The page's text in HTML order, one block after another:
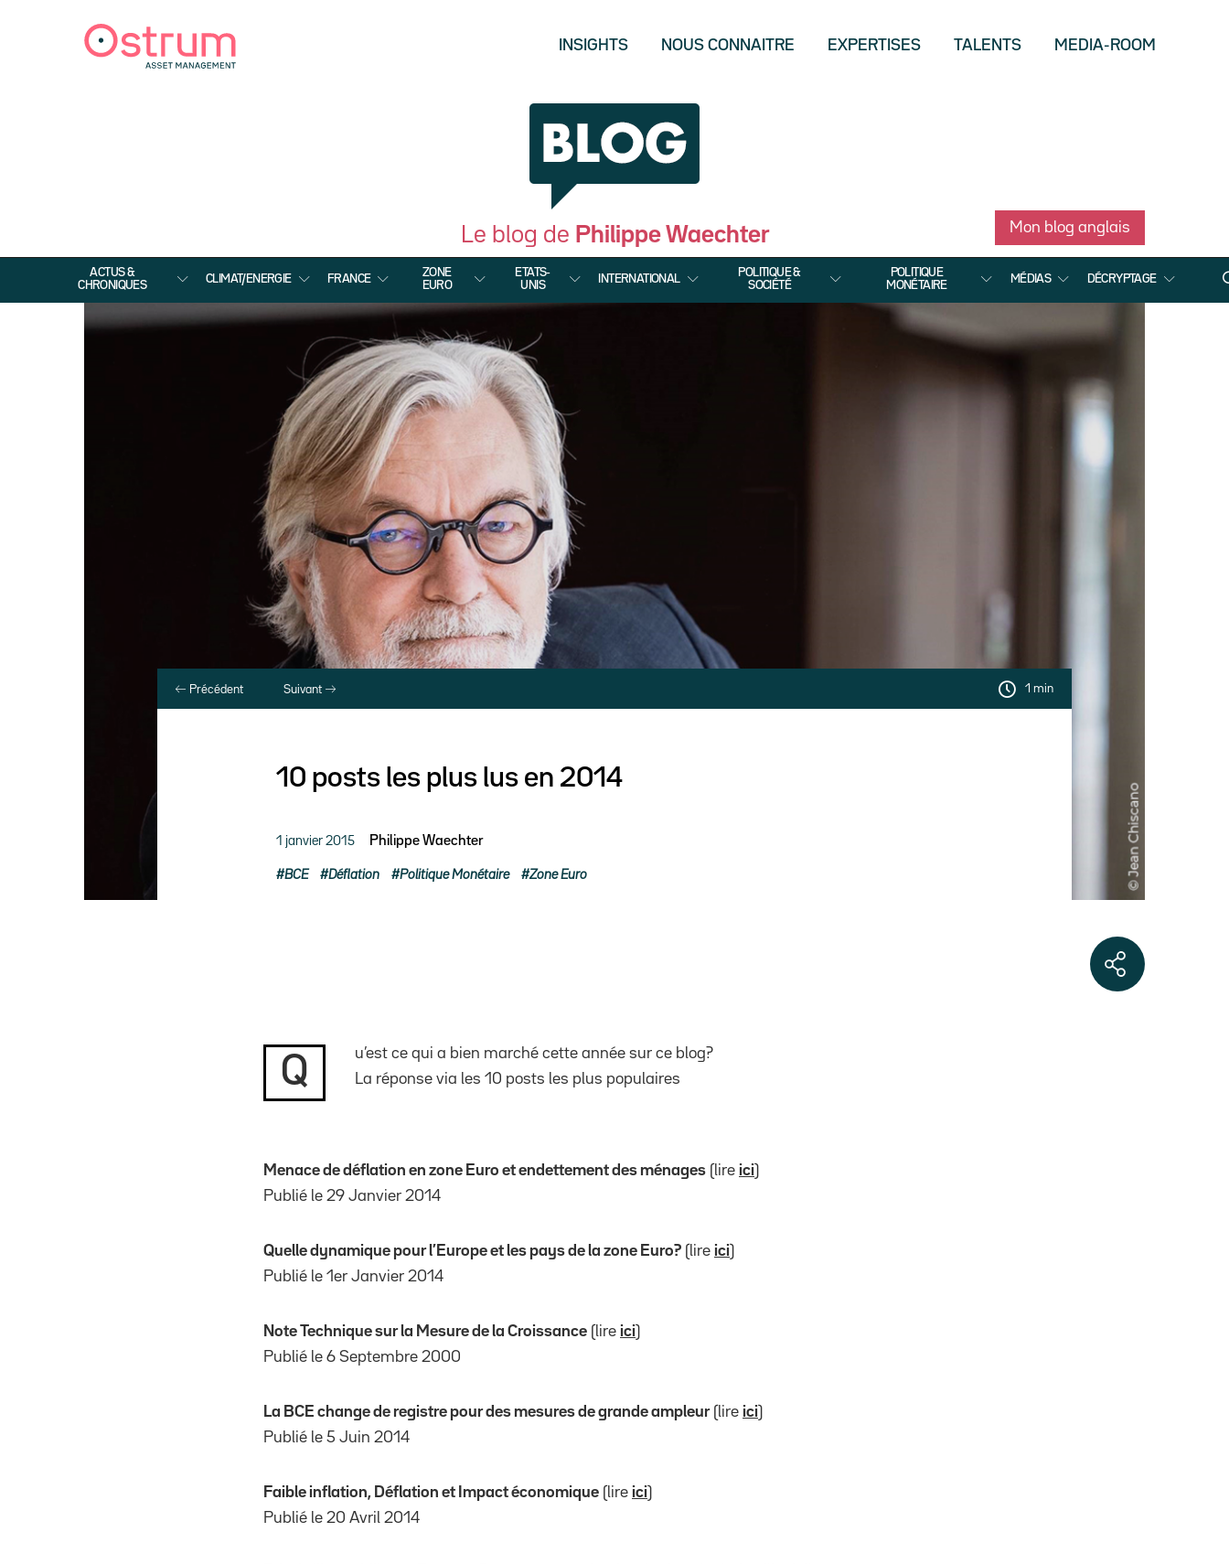
INSIGHTS NOUS CONNAITRE EXPERTISES TALENTS MEDIA-ROOM
Le blog de Philippe Waechter Mon blog anglais
ACTUS &
CHRONIQUES
CLIMAT/ENERGIE FRANCE
ZONE
EURO
ETATS-
UNIS
INTERNATIONAL
POLITIQUE &
SOCIÉTÉ
POLITIQUE
MONÉTAIRE
MÉDIAS DÉCRYPTAGE
Précédent Suivant 1 min
10 posts les plus lus en 2014
1 janvier 2015 Philippe Waechter
BCE Déflation Politique Monétaire Zone Euro
Q
u’est ce qui a bien marché cette année sur ce blog?
La réponse via les 10 posts les plus populaires
Menace de déflation en zone Euro et endettement des ménages (lire ici)
Publié le 29 Janvier 2014
Quelle dynamique pour l’Europe et les pays de la zone Euro? (lire ici)
Publié le 1er Janvier 2014
Note Technique sur la Mesure de la Croissance (lire ici)
Publié le 6 Septembre 2000
La BCE change de registre pour des mesures de grande ampleur(lire ici)
Publié le 5 Juin 2014
Faible inflation, Déflation et Impact économique (lire ici)
Publié le 20 Avril 2014